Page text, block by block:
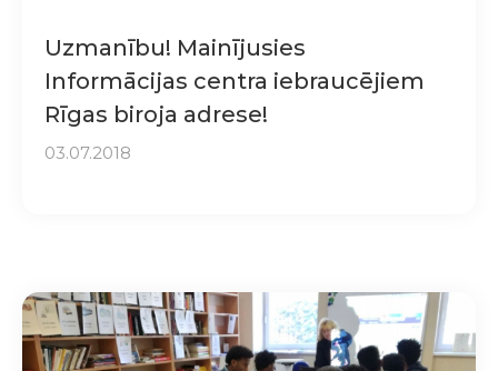
Uzmanību! Mainījusies
Informācijas centra iebraucējiem
Rīgas biroja adrese!
03.07.2018